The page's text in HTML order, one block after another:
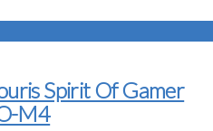
Spirit Of Gamer
M4